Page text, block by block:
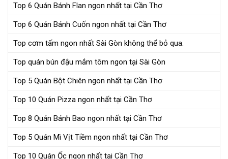
Top 6 Quán Bánh Flan ngon nhất tại Cần Thơ
Top 6 Quán Bánh Cuốn ngon nhất tại Cần Thơ
Top cơm tấm ngon nhất Sài Gòn không thể bỏ qua.
Top quán bún đậu mắm tôm ngon tại Sài Gòn
Top 5 Quán Bột Chiên ngon nhất tại Cần Thơ
Top 10 Quán Pizza ngon nhất tại Cần Thơ
Top 8 Quán Bánh Bao ngon nhất tại Cần Thơ
Top 5 Quán Mì Vịt Tiềm ngon nhất tại Cần Thơ
Top 10 Quán Ốc ngon nhất tại Cần Thơ